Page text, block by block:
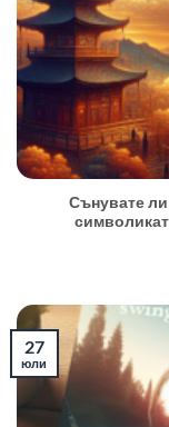
Сънувате
27
юли